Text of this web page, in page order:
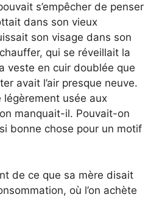
s’empêcher de penser
dans son vieux
son visage dans son
qui se réveillait la
veste en cuir doublée que
avait l’air presque neuve.
usée aux
manquait-il. Pouvait-on
bonne chose pour un motif
de ce que sa mère disait
où l’on achète